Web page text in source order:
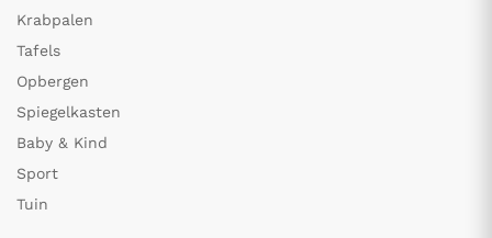
Krabpalen
Tafels
Opbergen
Spiegelkasten
Baby & Kind
Sport
Tuin